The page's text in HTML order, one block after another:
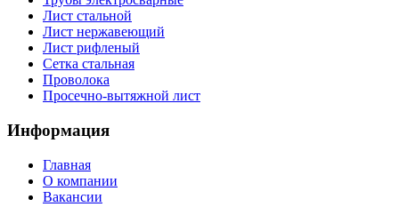
Лист стальной
Лист нержавеющий
Лист рифленый
Сетка стальная
Проволока
Просечно-вытяжной лист
Информация
Главная
О компании
Вакансии